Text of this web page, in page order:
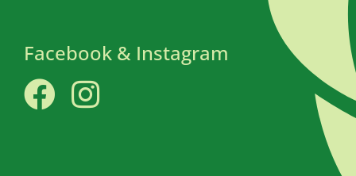
Facebook & Instagram